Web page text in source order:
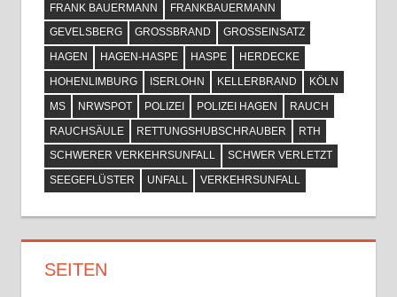
FRANK BAUERMANN
FRANKBAUERMANN
GEVELSBERG
GROSSBRAND
GROSSEINSATZ
HAGEN
HAGEN-HASPE HASPE
HERDECKE
HOHENLIMBURG
ISERLOHN KELLERBRAND
KÖLN
MS
NRWSPOT POLIZEI POLIZEI HAGEN
RAUCH
RAUCHSÄULE
RETTUNGSHUBSCHRAUBER
RTH
SCHWERER VERKEHRSUNFALL
SCHWER VERLETZT
SEEGEFLÜSTER
UNFALL VERKEHRSUNFALL
SEITEN